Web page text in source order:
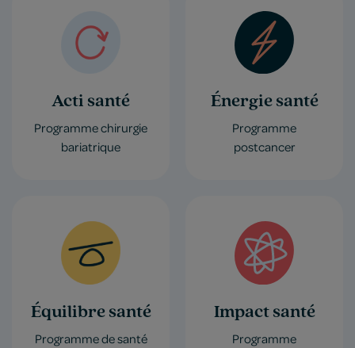
Acti santé
Programme chirurgie
bariatrique
Énergie santé
Programme
postcancer
Équilibre santé
Programme de santé
Impact santé
Programme